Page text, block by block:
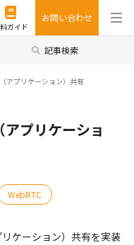
ガイド
お問い合わせ
記事検索
アプリケーション）共有
プリケーショ
WebRTC
ケーション）共有を実装